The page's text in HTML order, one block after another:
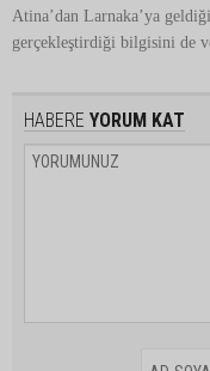
Atina’dan Larnaka’ya
gerçekleştirdiği bilgisini de
HABERE YORUM KAT